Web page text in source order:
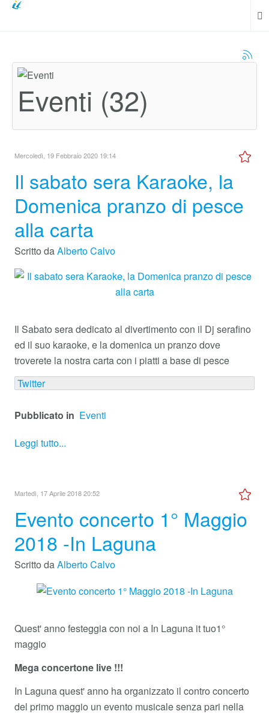
Eventi (32)
Mercoledì, 19 Febbraio 2020 19:14
Il sabato sera Karaoke, la
Domenica pranzo di pesce
alla carta
Scritto daAlberto Calvo
Il Sabato sera dedicato al divertimento con il Dj serafino
ed il suo karaoke, e la domenica un pranzo dove
troverete la nostra carta con i piatti a base di pesce
Twitter
Pubblicato in Eventi
Leggi tutto...
Martedì, 17 Aprile 2018 20:52
Evento concerto 1° Maggio
2018 -In Laguna
Scritto daAlberto Calvo
Quest' anno festeggia con noi a In Laguna it tuo1°
maggio
Mega concertone live !!!
In Laguna quest' anno ha organizzato il contro concerto
del primo maggio un evento musicale senza pari nella